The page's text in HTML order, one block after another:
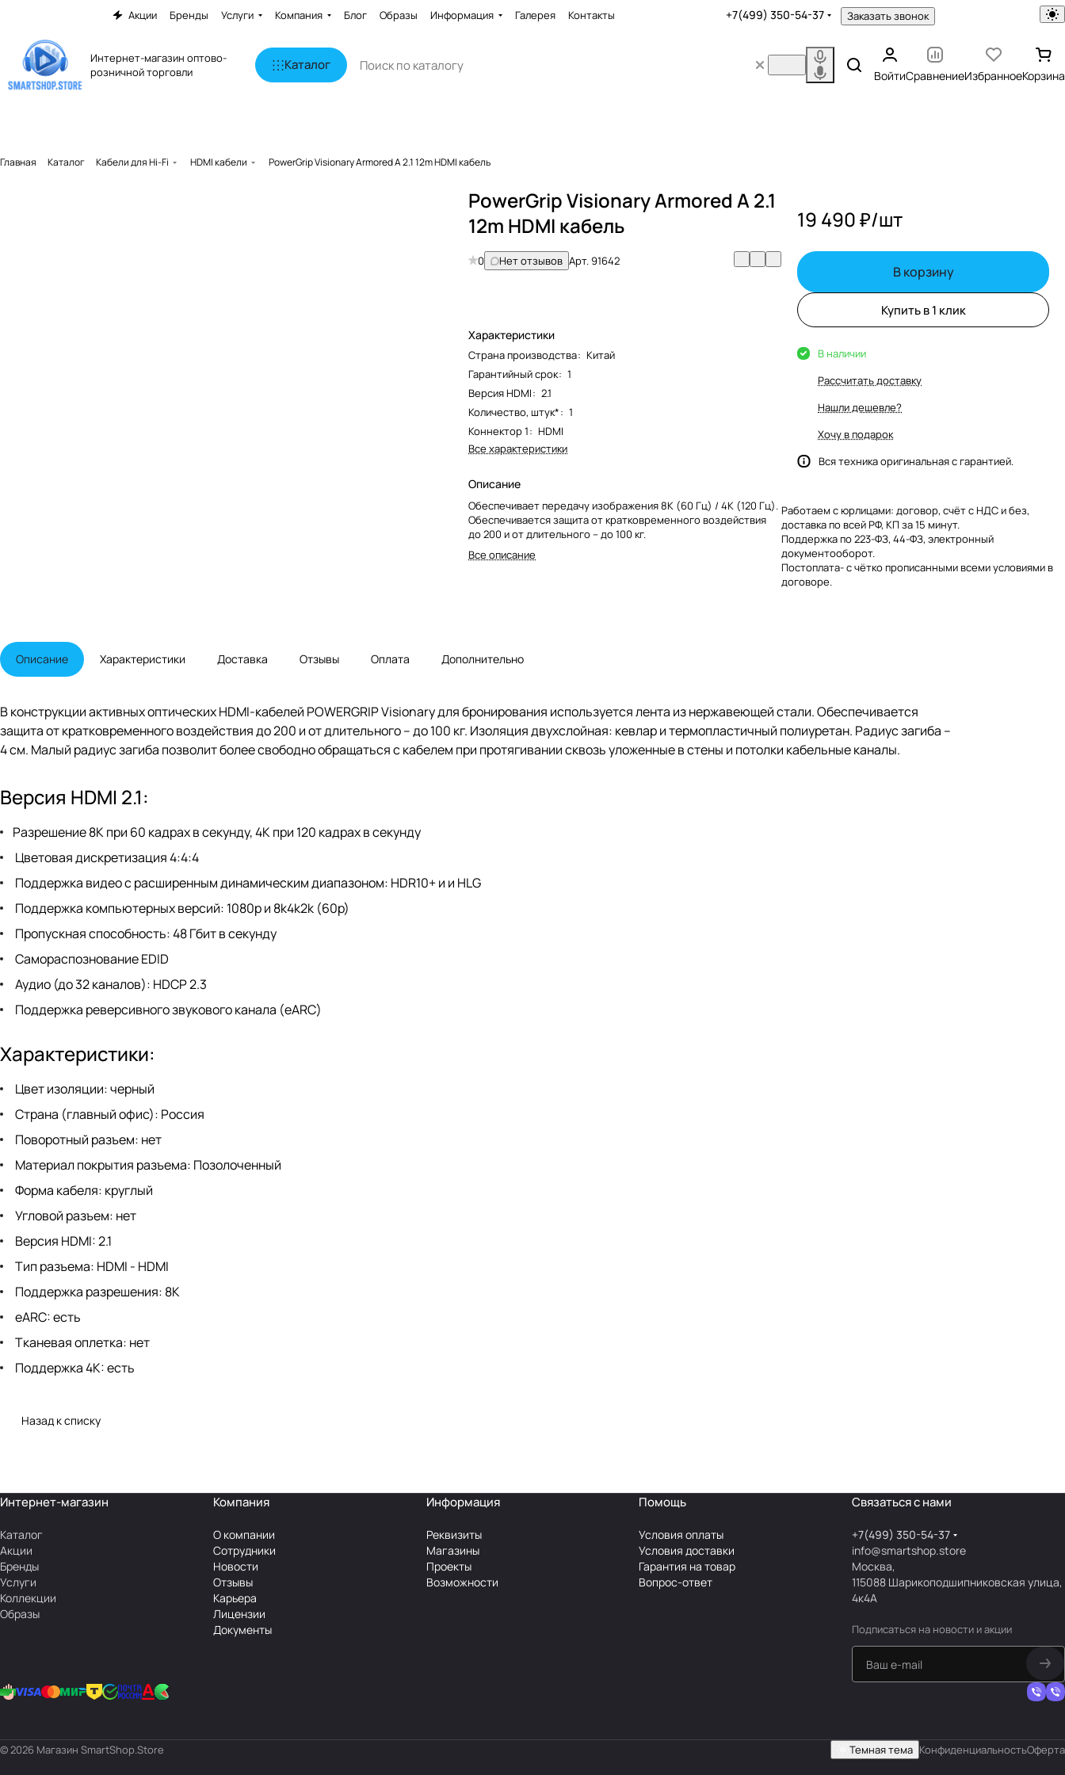
Акции Бренды Услуги Компания Блог Образы Информация Галерея Контакты +7(499) 350-54-37 Заказать звонок
Интернет-магазин оптово-
розничной торговли
Каталог
ВойтиСравнениеИзбранноеКорзина
Главная Каталог Кабели для Hi-Fi HDMI кабели PowerGrip Visionary Armored A 2.1 12m HDMI кабель
PowerGrip Visionary Armored A 2.1
12m HDMI кабель
0 Нет отзывов Арт.91642
Характеристики
Страна производства: Китай
Гарантийный срок: 1
Версия HDMI: 2.1
Количество, штук*: 1
Коннектор 1: HDMI
Все характеристики
Описание
Обеспечивает передачу изображения 8К (60 Гц) / 4К (120 Гц).
Обеспечивается защита от кратковременного воздействия
до 200 и от длительного – до 100 кг.
Все описание
19 490 ₽/шт
В корзину
Купить в 1 клик
В наличии
Рассчитать доставку
Нашли дешевле?
Хочу в подарок
Вся техника оригинальная с гарантией.
Работаем с юрлицами: договор, счёт с НДС и без,
доставка по всей РФ, КП за 15 минут.
Поддержка по 223-ФЗ, 44-ФЗ, электронный
документооборот.
Постоплата- с чётко прописанными всеми условиями в
договоре.
Описание Характеристики Доставка Отзывы Оплата Дополнительно
В конструкции активных оптических HDMI-кабелей POWERGRIP Visionary для бронирования используется лента из нержавеющей стали. Обеспечивается
защита от кратковременного воздействия до 200 и от длительного – до 100 кг. Изоляция двухслойная: кевлар и термопластичный полиуретан. Радиус загиба –
4 см. Малый радиус загиба позволит более свободно обращаться с кабелем при протягивании сквозь уложенные в стены и потолки кабельные каналы.
Версия HDMI 2.1:
Разрешение 8K при 60 кадрах в секунду, 4K при 120 кадрах в секунду
Цветовая дискретизация 4:4:4
Поддержка видео с расширенным динамическим диапазоном: HDR10+ и и HLG
Поддержка компьютерных версий: 1080p и 8k4k2k (60p)
Пропускная способность: 48 Гбит в секунду
Самораспознование EDID
Аудио (до 32 каналов): HDCP 2.3
Поддержка реверсивного звукового канала (eARC)
Характеристики:
Цвет изоляции: черный
Страна (главный офис): Россия
Поворотный разъем: нет
Материал покрытия разъема: Позолоченный
Форма кабеля: круглый
Угловой разъем: нет
Версия HDMI: 2.1
Тип разъема: HDMI - HDMI
Поддержка разрешения: 8K
eARC: есть
Тканевая оплетка: нет
Поддержка 4К: есть
Назад к списку
Интернет-магазин
Каталог
Акции
Бренды
Услуги
Коллекции
Образы
Компания
О компании
Сотрудники
Новости
Отзывы
Карьера
Лицензии
Документы
Информация
Реквизиты
Магазины
Проекты
Возможности
Помощь
Условия оплаты
Условия доставки
Гарантия на товар
Вопрос-ответ
Связаться с нами
+7(499) 350-54-37
info@smartshop.store
Москва,
115088 Шарикоподшипниковская улица,
4к4А
Подписаться на новости и акции
© 2026 Магазин SmartShop.Store Темная тема КонфиденциальностьОферта